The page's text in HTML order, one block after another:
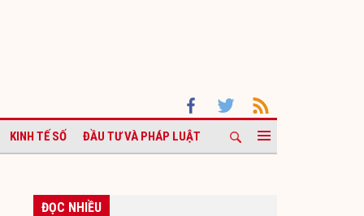
KINH TẾ SỐ ĐẦU TƯ VÀ PHÁP LUẬT
ĐỌC NHIỀU